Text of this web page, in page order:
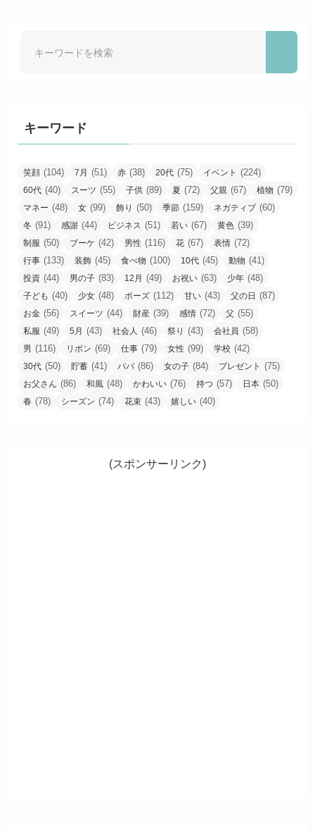
キーワード
笑顔 (104) 7月 (51) 赤 (38) 20代 (75) イベント (224)
60代 (40) スーツ (55) 子供 (89) 夏 (72) 父親 (67) 植物 (79)
マネー (48) 女 (99) 飾り (50) 季節 (159) ネガティブ (60)
冬 (91) 感謝 (44) ビジネス (51) 若い (67) 黄色 (39)
制服 (50) ブーケ (42) 男性 (116) 花 (67) 表情 (72)
行事 (133) 装飾 (45) 食べ物 (100) 10代 (45) 動物 (41)
投資 (44) 男の子 (83) 12月 (49) お祝い (63) 少年 (48)
子ども (40) 少女 (48) ポーズ (112) 甘い (43) 父の日 (87)
お金 (56) スイーツ (44) 財産 (39) 感情 (72) 父 (55)
私服 (49) 5月 (43) 社会人 (46) 祭り (43) 会社員 (58)
男 (116) リボン (69) 仕事 (79) 女性 (99) 学校 (42)
30代 (50) 貯蓄 (41) パパ (86) 女の子 (84) プレゼント (75)
お父さん (86) 和風 (48) かわいい (76) 持つ (57) 日本 (50)
春 (78) シーズン (74) 花束 (43) 嬉しい (40)
(スポンサーリンク)